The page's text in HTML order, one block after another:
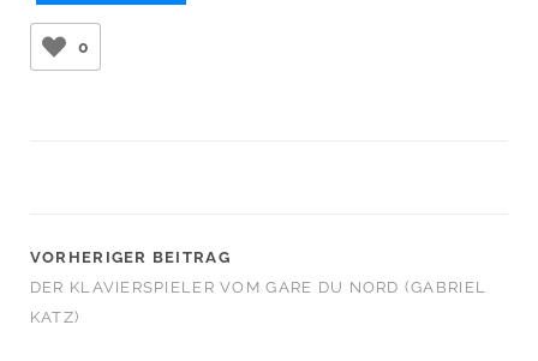
0
VORHERIGER BEITRAG
DER KLAVIERSPIELER VOM GARE DU NORD (GABRIEL
KATZ)